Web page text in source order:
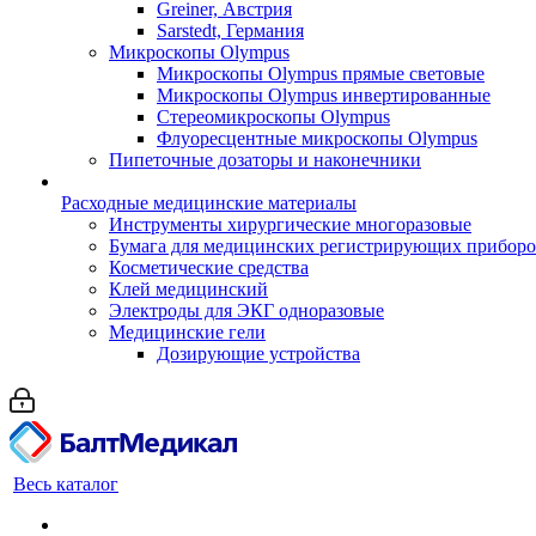
Greiner, Австрия
Sarstedt, Германия
Микроскопы Olympus
Микроскопы Olympus прямые световые
Микроскопы Olympus инвертированные
Стереомикроскопы Olympus
Флуоресцентные микроскопы Olympus
Пипеточные дозаторы и наконечники
Расходные медицинские материалы
Инструменты хирургические многоразовые
Бумага для медицинских регистрирующих
Косметические средства
Клей медицинский
Электроды для ЭКГ одноразовые
Медицинские гели
Дозирующие устройства
Весь каталог